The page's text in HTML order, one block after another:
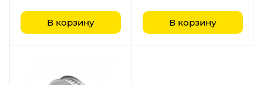
В корзину В корзину